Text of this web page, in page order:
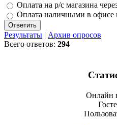
Оплата на р/с магазина
Оплата наличными в офисе
Результаты | Архив опросов
Всего ответов: 294
Онлайн